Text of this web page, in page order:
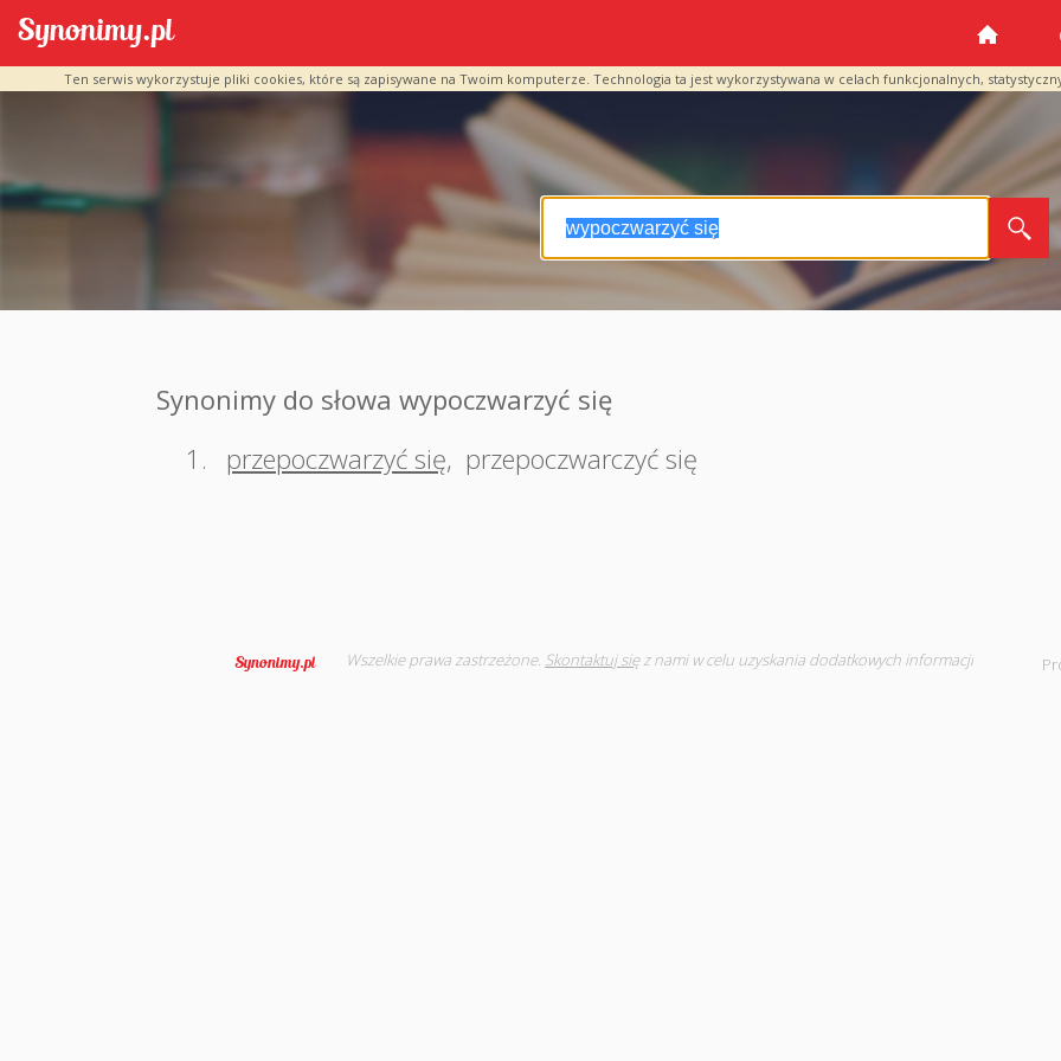
Ten serwis wykorzystuje pliki cookies, które są zapisywane na Twoim komputerze. Technologia ta jest wykorzystywana w celach funkcjonalnych,
Synonimy do słowa wypoczwarzyć się
1.
przepoczwarzyć się, przepoczwarczyć się
Wszelkie prawa zastrzeżone. Skontaktuj sięz nami w celu uzyskania dodatkowych informacji